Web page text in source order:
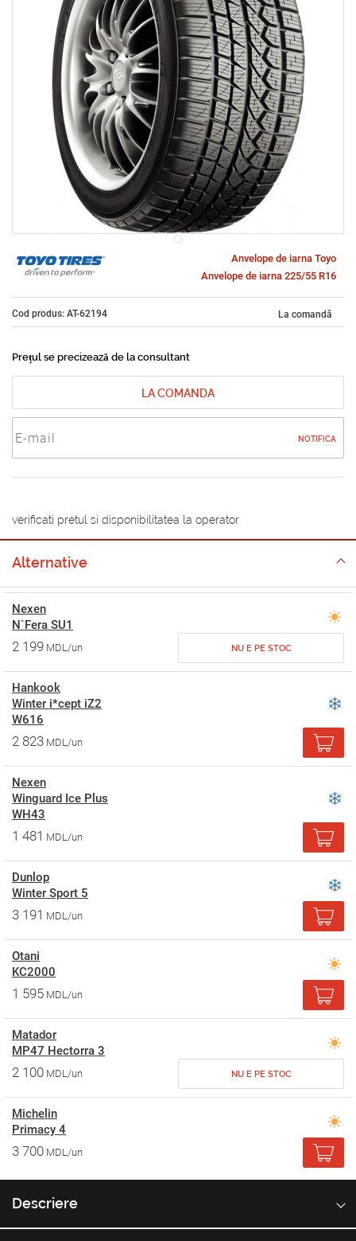
Anvelope de iarna Toyo
Anvelope de iarna 225/55 R16
Cod produs: AT-62194 La comandă
Prețul se precizează de la consultant
LA COMANDA
NOTIFICA
verificati pretul si disponibilitatea la operator
Alternative
Nexen
N`Fera SU1
2 199 MDL/un NU E PE STOC
Hankook
Winter i*cept iZ2
W616
2 823 MDL/un
Nexen
Winguard Ice Plus
WH43
1 481 MDL/un
Dunlop
Winter Sport 5
3 191 MDL/un
Otani
KC2000
1 595 MDL/un
Matador
MP47 Hectorra 3
2 100 MDL/un NU E PE STOC
Michelin
Primacy 4
3 700 MDL/un
Descriere